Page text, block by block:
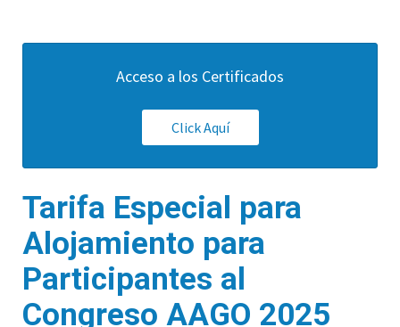
Acceso a los Certificados
Click Aquí
Tarifa Especial para
Alojamiento para
Participantes al
Congreso AAGO 2025